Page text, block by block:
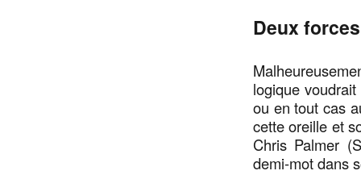
Deux
logique
ou en tout cas
cette oreille et
Chris Palmer
demi-mot dans